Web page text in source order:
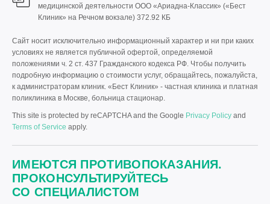
медицинской деятельности ООО «Ариадна-Классик» («Бест
Клиник» на Речном вокзале) 372.92 КБ
Сайт носит исключительно информационный характер и ни при каких
условиях не является публичной офертой, определяемой
положениями ч. 2 ст. 437 Гражданского кодекса РФ. Чтобы получить
подробную информацию о стоимости услуг, обращайтесь, пожалуйста,
к администраторам клиник. «Бест Клиник» - частная клиника и платная
поликлиника в Москве, больница стационар.
This site is protected by reCAPTCHA and the Google Privacy Policy and
Terms of Service apply.
ИМЕЮТСЯ ПРОТИВОПОКАЗАНИЯ.
ПРОКОНСУЛЬТИРУЙТЕСЬ
СО СПЕЦИАЛИСТОМ